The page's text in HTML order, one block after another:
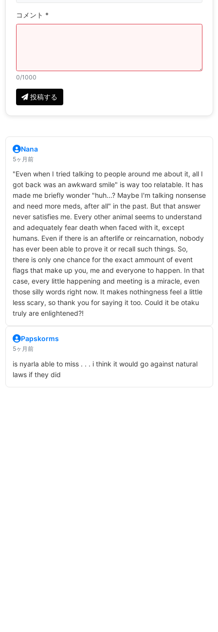
コメント *
0/1000
投稿する
Nana
5ヶ月前
"Even when I tried talking to people around me about it, all I
got back was an awkward smile" is way too relatable. It has
made me briefly wonder "huh...? Maybe I'm talking nonsense
and need more meds, after all" in the past. But that answer
never satisfies me. Every other animal seems to understand
and adequately fear death when faced with it, except
humans. Even if there is an afterlife or reincarnation, nobody
has ever been able to prove it or recall such things. So,
there is only one chance for the exact ammount of event
flags that make up you, me and everyone to happen. In that
case, every little happening and meeting is a miracle, even
those silly words right now. It makes nothingness feel a little
less scary, so thank you for saying it too. Could it be otaku
truly are enlightened?!
Papskorms
5ヶ月前
is nyarla able to miss . . . i think it would go against natural
laws if they did